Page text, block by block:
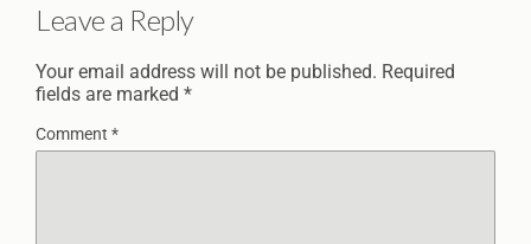
Leave a Reply
Your email address will not be published. Required
fields are marked *
Comment *